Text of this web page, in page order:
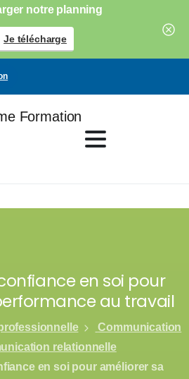
notre planning
Je télécharge
en soi pour
au travail
Communication
relationnelle
en soi pour améliorer sa